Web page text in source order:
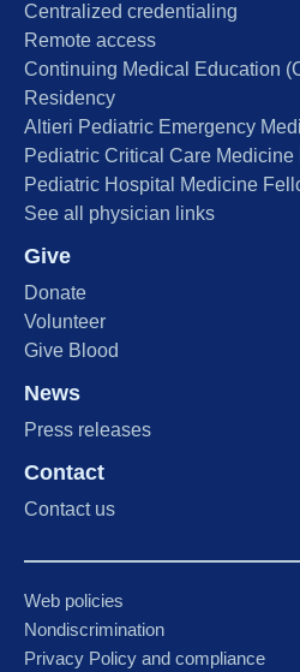
Centralized credentialing
Remote access
Continuing Medical Education
Residency
Altieri Pediatric Emergency
Pediatric Critical Care
Pediatric Hospital Medicine
See all physician links
Give
Donate
Volunteer
Give Blood
News
Press releases
Contact
Contact us
Web policies
Nondiscrimination
Privacy Policy and compliance